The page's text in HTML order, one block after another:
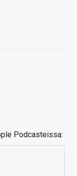
Podcasteissa: